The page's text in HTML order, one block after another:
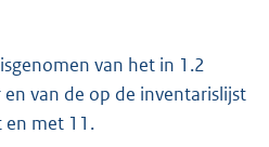
van het in 1.2
van de op de inventarislijst
en met 11.